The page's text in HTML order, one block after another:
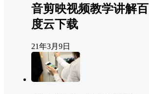
音剪映视频教学讲解百
度云下载
21年3月9日